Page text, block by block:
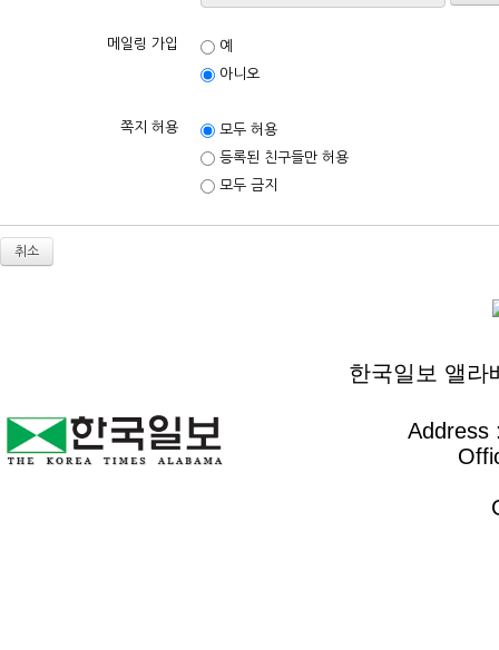
메일링 가입
예
아니오
쪽지 허용
모두 허용
등록된 친구들만 허용
모두 금지
취소
한국일보 앨라
Address